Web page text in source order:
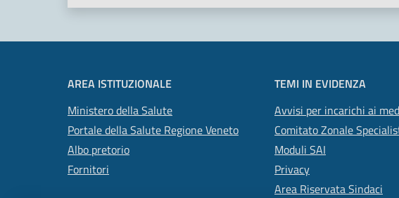
AREA ISTITUZIONALE
Ministero della Salute
Portale della Salute Regione Veneto
Albo pretorio
Fornitori
TEMI IN EVIDENZA
Avvisi per incarichi ai
Comitato Zonale
Moduli SAI
Privacy
Area Riservata Sindaci